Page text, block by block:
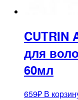
CUTRIN
для
60мл
659₽ В